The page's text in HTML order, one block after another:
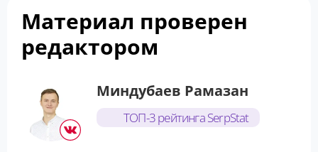
Материал проверен
редактором
Миндубаев Рамазан
ТОП-3 рейтинга SerpStat